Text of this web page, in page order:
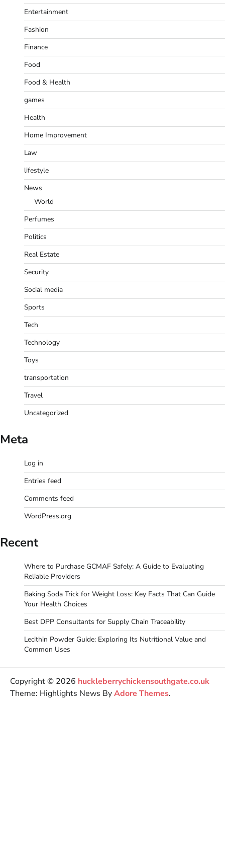
Entertainment
Fashion
Finance
Food
Food & Health
games
Health
Home Improvement
Law
lifestyle
News
World
Perfumes
Politics
Real Estate
Security
Social media
Sports
Tech
Technology
Toys
transportation
Travel
Uncategorized
Meta
Log in
Entries feed
Comments feed
WordPress.org
Recent
Where to Purchase GCMAF Safely: A Guide to Evaluating
Reliable Providers
Baking Soda Trick for Weight Loss: Key Facts That Can Guide
Your Health Choices
Best DPP Consultants for Supply Chain Traceability
Lecithin Powder Guide: Exploring Its Nutritional Value and
Common Uses
Copyright © 2026 huckleberrychickensouthgate.co.uk
Theme: Highlights News ByAdore Themes.